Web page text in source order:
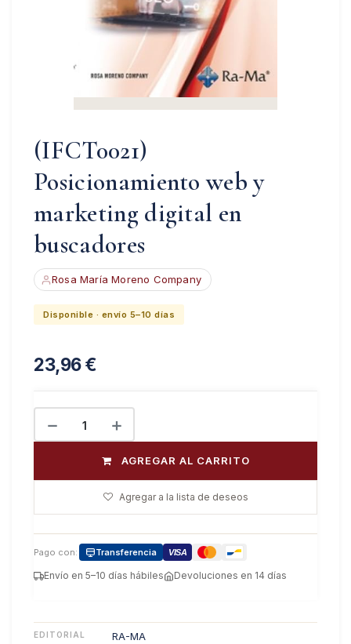
(IFCT0021)
Posicionamiento web y
marketing digital en
buscadores
Rosa María Moreno Company
Disponible · envío 5–10 días
23,96€
AGREGAR AL CARRITO
Agregar a la lista de deseos
Pago con: Transferencia VISA
Envío en 5–10 días hábiles Devoluciones en 14 días
EDITORIAL RA-MA